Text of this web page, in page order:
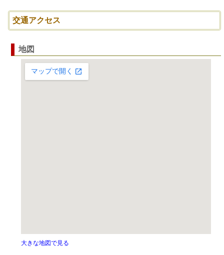
交通アクセス
地図
大きな地図で見る